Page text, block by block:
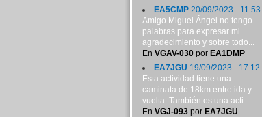
EA5CMP20/09/2023 - 11:53
Amigo Miguel Ángel no tengo
palabras para expresar mi
agradecimiento y sobre todo...
En VGAV-030por EA1DMP
EA7JGU 19/09/2023 - 17:12
Esta actividad tiene una
caminata de 18km entre ida y
vuelta. También es una acti...
En VGJ-093por EA7JGU